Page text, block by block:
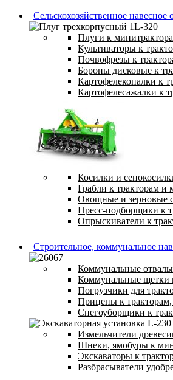
Сельскохозяйственное навесное
Плуги к
Культиваторы к
Почвофрезы к
Бороны дисковые к
Картофелекопалки к
Картофелесажалки к
Косилки и
Грабли к тракторам и
Овощные и зерновые
Пресс-подборщики к
Опрыскиватели к
Строительное, коммунальное
Коммунальные
Коммунальные щетки
Погрузчики для
Прицепы к
Снегоуборщики к
Измельчители
Шнеки, ямобуры к
Экскаваторы к
Разбрасыватели